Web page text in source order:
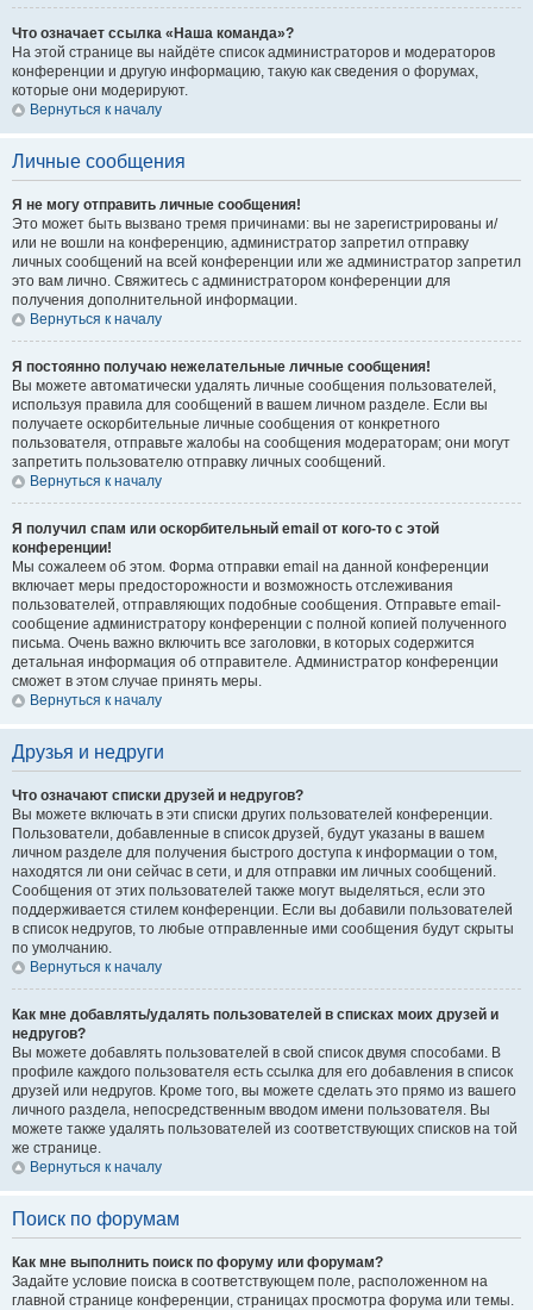
Что означает ссылка «Наша команда»?
На этой странице вы найдёте список администраторов и модераторов
конференции и другую информацию, такую как сведения о форумах,
которые они модерируют.
Вернуться к началу
Личные сообщения
Я не могу отправить личные сообщения!
Это может быть вызвано тремя причинами: вы не зарегистрированы и/
или не вошли на конференцию, администратор запретил отправку
личных сообщений на всей конференции или же администратор запретил
это вам лично. Свяжитесь с администратором конференции для
получения дополнительной информации.
Вернуться к началу
Я постоянно получаю нежелательные личные сообщения!
Вы можете автоматически удалять личные сообщения пользователей,
используя правила для сообщений в вашем личном разделе. Если вы
получаете оскорбительные личные сообщения от конкретного
пользователя, отправьте жалобы на сообщения модераторам; они могут
запретить пользователю отправку личных сообщений.
Вернуться к началу
Я получил спам или оскорбительный email от кого-то с этой
конференции!
Мы сожалеем об этом. Форма отправки email на данной конференции
включает меры предосторожности и возможность отслеживания
пользователей, отправляющих подобные сообщения. Отправьте email-
сообщение администратору конференции с полной копией полученного
письма. Очень важно включить все заголовки, в которых содержится
детальная информация об отправителе. Администратор конференции
сможет в этом случае принять меры.
Вернуться к началу
Друзья и недруги
Что означают списки друзей и недругов?
Вы можете включать в эти списки других пользователей конференции.
Пользователи, добавленные в список друзей, будут указаны в вашем
личном разделе для получения быстрого доступа к информации о том,
находятся ли они сейчас в сети, и для отправки им личных сообщений.
Сообщения от этих пользователей также могут выделяться, если это
поддерживается стилем конференции. Если вы добавили пользователей
в список недругов, то любые отправленные ими сообщения будут скрыты
по умолчанию.
Вернуться к началу
Как мне добавлять/удалять пользователей в списках моих друзей и
недругов?
Вы можете добавлять пользователей в свой список двумя способами. В
профиле каждого пользователя есть ссылка для его добавления в список
друзей или недругов. Кроме того, вы можете сделать это прямо из вашего
личного раздела, непосредственным вводом имени пользователя. Вы
можете также удалять пользователей из соответствующих списков на той
же странице.
Вернуться к началу
Поиск по форумам
Как мне выполнить поиск по форуму или форумам?
Задайте условие поиска в соответствующем поле, расположенном на
главной странице конференции, страницах просмотра форума или темы.